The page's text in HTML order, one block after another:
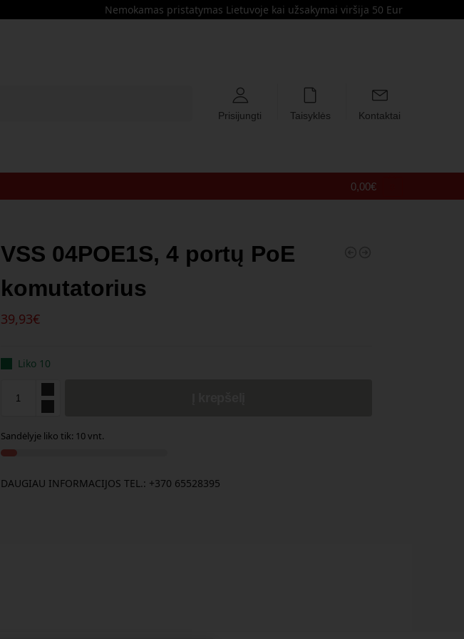
Nemokamas pristatymas Lietuvoje kai užsakymai viršija 50 Eur
Prisijungti Taisyklės Kontaktai
0,00€
VSS 04POE1S, 4 portų PoE
komutatorius
39,93€
Liko 10
Sandėlyje liko tik: 10 vnt.
DAUGIAU INFORMACIJOS TEL.: +370 65528395